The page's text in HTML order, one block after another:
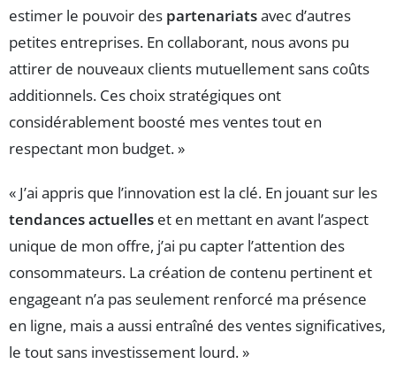
estimer le pouvoir des partenariatsavec d’autres
petites entreprises. En collaborant, nous avons pu
attirer de nouveaux clients mutuellement sans coûts
additionnels. Ces choix stratégiques ont
considérablement boosté mes ventes tout en
respectant mon budget. »
« J’ai appris que l’innovation est la clé. En jouant sur les
tendances actuelles et en mettant en avant l’aspect
unique de mon offre, j’ai pu capter l’attention des
consommateurs. La création de contenu pertinent et
engageant n’a pas seulement renforcé ma présence
en ligne, mais a aussi entraîné des ventes significatives,
le tout sans investissement lourd. »